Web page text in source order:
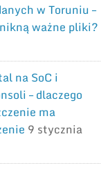
w Toruniu –
ważne pliki?
na SoC i
– dlaczego
ma
9 stycznia